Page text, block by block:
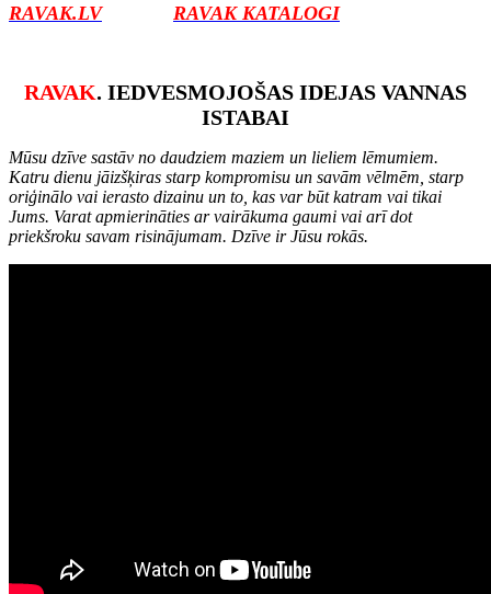
RAVAK.LV RAVAK KATALOGI
RAVAK. IEDVESMOJOŠAS IDEJAS VANNAS
ISTABAI
Mūsu dzīve sastāv no daudziem maziem un lieliem lēmumiem.
Katru dienu jāizšķiras starp kompromisu un savām vēlmēm, starp
oriģinālo vai ierasto dizainu un to, kas var būt katram vai tikai
Jums. Varat apmierināties ar vairākuma gaumi vai arī dot
priekšroku savam risinājumam. Dzīve ir Jūsu rokās.